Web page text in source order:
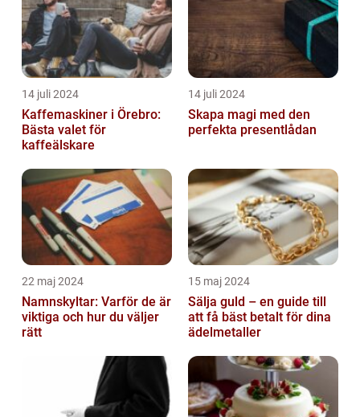
14 juli 2024
Kaffemaskiner i Örebro:
Bästa valet för
kaffeälskare
14 juli 2024
Skapa magi med den
perfekta presentlådan
22 maj 2024
Namnskyltar: Varför de är
viktiga och hur du väljer
rätt
15 maj 2024
Sälja guld – en guide till
att få bäst betalt för dina
ädelmetaller